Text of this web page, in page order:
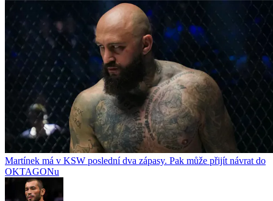
Martínek má v KSW poslední dva zápasy. Pak může přijít návrat do
OKTAGONu